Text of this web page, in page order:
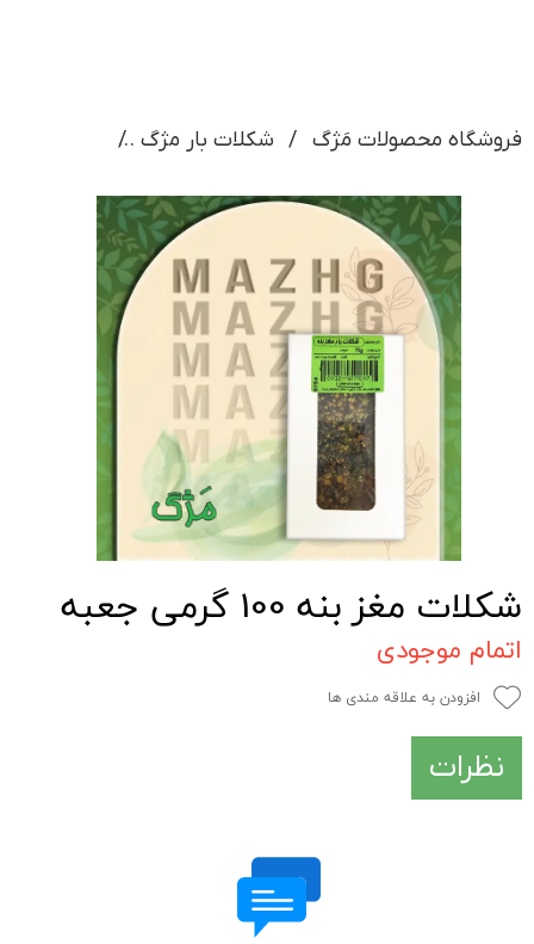
فروشگاه محصولات مَژگ شکلات بار مژگ
شکلات مغز بنه 100 گرمی جعبه
اتمام موجودی
افزودن به علاقه مندی ها
نظرات